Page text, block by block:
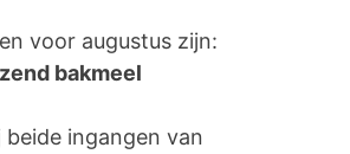
voor augustus zijn:
bakmeel
ingangen van